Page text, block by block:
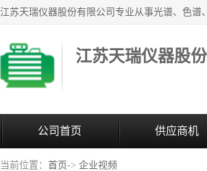
江苏天瑞仪器股
公司首页 供应商机
当前位置： 首页-> 企业视频